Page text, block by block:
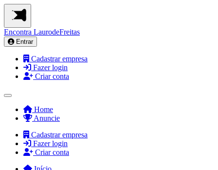
Encontra LaurodeFreitas
Entrar
Cadastrar empresa
Fazer login
Criar conta
Home
Anuncie
Cadastrar empresa
Fazer login
Criar conta